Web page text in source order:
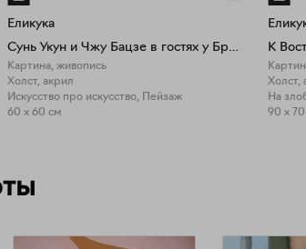
Еликука
Сунь Укун и Чжу Бацзе в гостях у Брейгеля
Картина, живопись
Холст, акрил
Искусство про искусство, Пейзаж
60 x 60 см
К
Холст,
На
90 x